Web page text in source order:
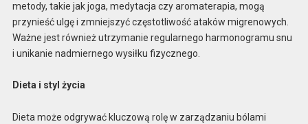
metody, takie jak joga, medytacja czy aromaterapia, mogą
przynieść ulgę i zmniejszyć częstotliwość ataków migrenowych.
Ważne jest również utrzymanie regularnego harmonogramu snu
i unikanie nadmiernego wysiłku fizycznego.
Dieta i styl życia
Dieta może odgrywać kluczową rolę w zarządzaniu bólami